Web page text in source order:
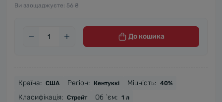
Ви заощаджуєте: 56 ₴
До кошика
Країна: США Регіон: Кентуккі Міцність: 40%
Класифікація: Стрейт Об `єм: 1 л